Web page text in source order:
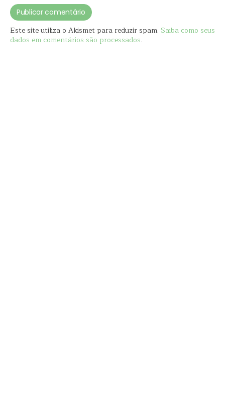
Este site utiliza o Akismet para reduzir spam. Saiba como seus
dados em comentários são processados.